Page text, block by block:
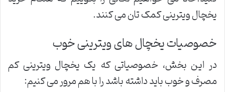
یخچال ویترینی کمک تان می کنند.
خصوصیات یخچال های ویترینی خوب
در این بخش، خصوصیاتی که یک یخچال ویترینی کم
مصرف و خوب باید داشته باشد را با هم مرور می کنیم: